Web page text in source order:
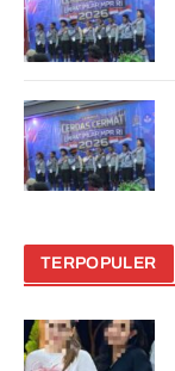
TERPOPULER